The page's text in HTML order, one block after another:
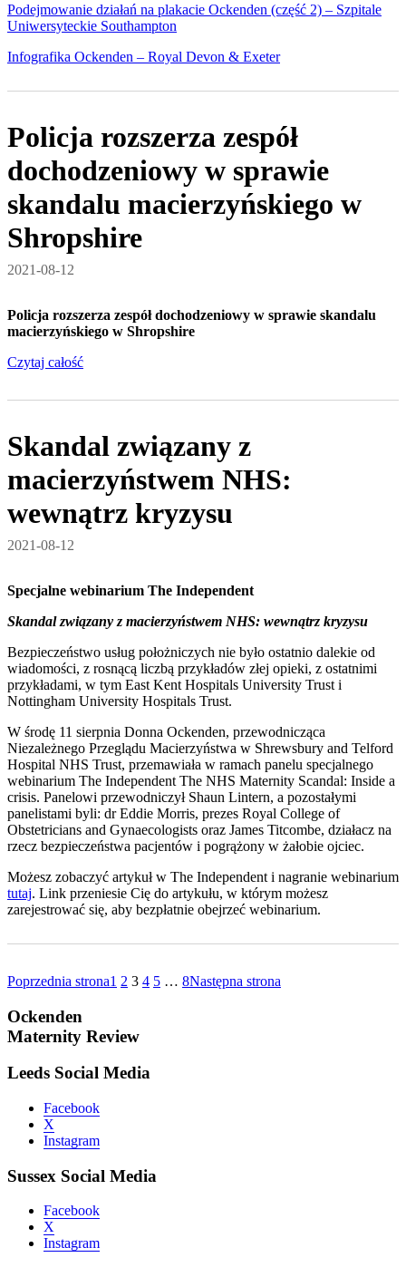
Podejmowanie działań na plakacie Ockenden (część 2) – Szpitale
Uniwersyteckie Southampton
Infografika Ockenden – Royal Devon & Exeter
Policja rozszerza zespół
dochodzeniowy w sprawie
skandalu macierzyńskiego w
Shropshire
2021-08-12
Policja rozszerza zespół dochodzeniowy w sprawie skandalu
macierzyńskiego w Shropshire
Czytaj całość
Skandal związany z
macierzyństwem NHS:
wewnątrz kryzysu
2021-08-12
Specjalne webinarium The Independent
Skandal związany z macierzyństwem NHS: wewnątrz kryzysu
Bezpieczeństwo usług położniczych nie było ostatnio dalekie od
wiadomości, z rosnącą liczbą przykładów złej opieki, z ostatnimi
przykładami, w tym East Kent Hospitals University Trust i
Nottingham University Hospitals Trust.
W środę 11 sierpnia Donna Ockenden, przewodnicząca
Niezależnego Przeglądu Macierzyństwa w Shrewsbury and Telford
Hospital NHS Trust, przemawiała w ramach panelu specjalnego
webinarium The Independent The NHS Maternity Scandal: Inside a
crisis. Panelowi przewodniczył Shaun Lintern, a pozostałymi
panelistami byli: dr Eddie Morris, prezes Royal College of
Obstetricians and Gynaecologists oraz James Titcombe, działacz na
rzecz bezpieczeństwa pacjentów i pogrążony w żałobie ojciec.
Możesz zobaczyć artykuł w The Independent i nagranie webinarium
tutaj. Link przeniesie Cię do artykułu, w którym możesz
zarejestrować się, aby bezpłatnie obejrzeć webinarium.
Poprzednia strona1 2 3 4 5 … 8Następna strona
Ockenden
Maternity Review
Leeds Social Media
Facebook
X
Instagram
Sussex Social Media
Facebook
X
Instagram